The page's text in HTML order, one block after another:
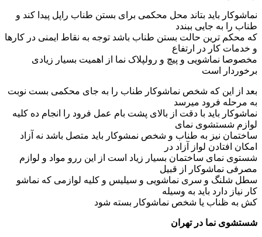
نماشوکار باید بتاند محل محکمی برای بستن طناب راپل پیدا کند و
طناب را به جایی ببندد
که محکم ترین حالت بستن طناب باشد توجه به نقاط ایمنی در کارها
و خدمات کار در ارتفاع
مخصوصا نماشویی و پیچ و رولپلاک نما از اهمیت بسیار زیادی
برخوردار است
بعد از این که شخص نماشوکار طناب را به جای محکمی بست نوبت
به مرحله فرود میرسد
نماشوکار باید با دقت از بالای پشت بام عمل فرود را انجام ده کلیه
لوازم شستشوی نمای
ساختمان نیز به طناب و شخص نمشوکار باید متصل باشد نه آزاد
امکان افتادن لواز آزاد در
شستوی نمای ساختمان بسیار زیاد است از این ررو مواد و لوازم
مصرفی نماشوکار از قبیل
سطل شلنگ و سری نماشویی و سیلیس و کلیه لوازمی که نماشو
کار نیاز دارد باید به وسیله
کش به ظناب یا شخص نماشوکار بسته شود
شستشوی نما در تهران